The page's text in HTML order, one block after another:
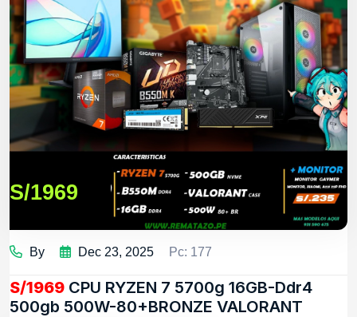
S/1969
By Dec 23, 2025 Pc: 177
S/1969 CPU RYZEN 7 5700g 16GB-Ddr4
500gb 500W-80+BRONZE VALORANT